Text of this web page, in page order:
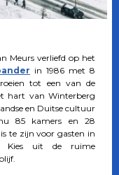
Meurs verliefd op het
in 1986 met 8
tot een van de
hart van Winterberg
en Duitse cultuur
85 kamers en 28
te zijn voor gasten in
Kies uit de ruime